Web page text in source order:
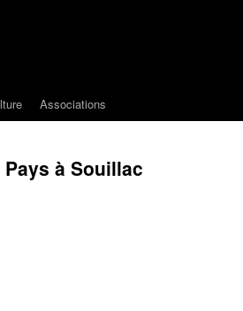
Associations
à Souillac